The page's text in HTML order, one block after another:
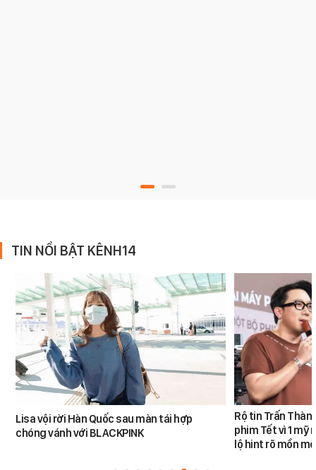
TIN NỔI BẬT KÊNH14
Lisa vội rời Hàn Quốc sau màn tái hợp
chóng vánh với BLACKPINK
Rộ tin Trấn
phim Tết vì 1 mỹ
lộ hint rõ mồn